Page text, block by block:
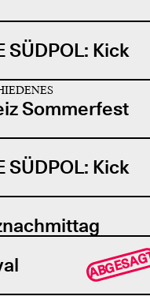
SÜDPOL: Kick
Sommerfest
SÜDPOL: Kick